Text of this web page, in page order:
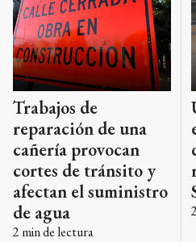
Trabajos de
reparación de una
cañería provocan
cortes de tránsito y
afectan el suministro
de agua
2 min de lectura
2